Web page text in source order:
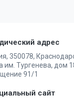
адрес
350078,
им. Тургенева, дом
91/1
сайт